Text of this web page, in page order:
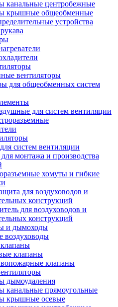
канальные центробежные
крышные общеобменные
устройства
вентиляторы
для общеобменных систем
для систем вентиляции
систем вентиляции
монтажа и производства
хомуты и гибкие
для воздуховодов и
конструкций
для воздуховодов и
конструкций
и дымоходы
воздуховоды
клапаны
клапаны
дымоудаления
канальные прямоугольные
крышные осевые